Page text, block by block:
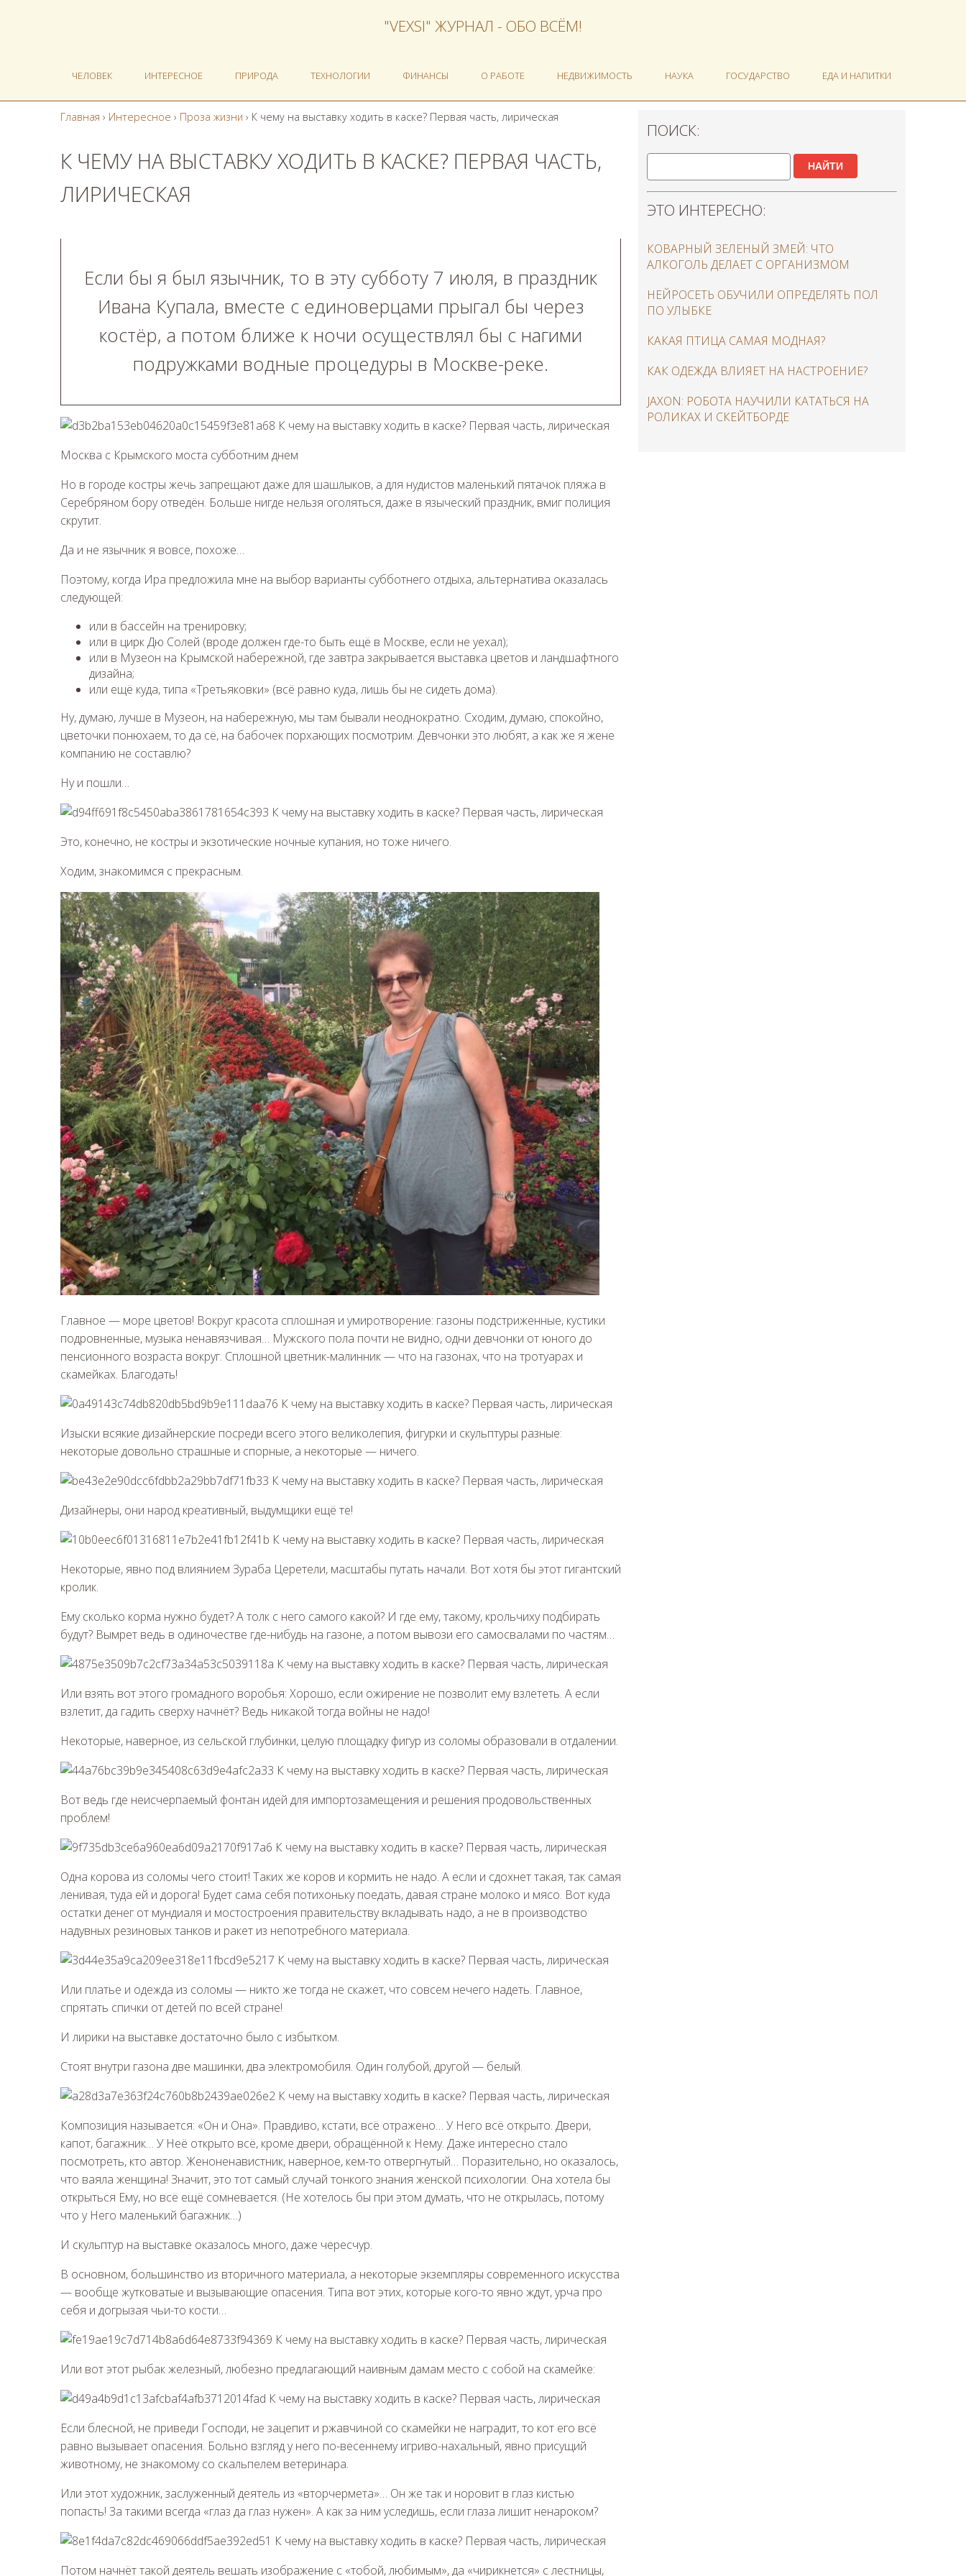
"VEXSI" ЖУРНАЛ - ОБО ВСЁМ!
ЧЕЛОВЕК ИНТЕРЕСНОЕ ПРИРОДА ТЕХНОЛОГИИ ФИНАНСЫ О РАБОТЕ НЕДВИЖИМОСТЬ НАУКА ГОСУДАРСТВО ЕДА И НАПИТКИ
Главная › Интересное › Проза жизни › К чему на выставку ходить в каске? Первая часть, лирическая
К ЧЕМУ НА ВЫСТАВКУ ХОДИТЬ В КАСКЕ? ПЕРВАЯ ЧАСТЬ,
ЛИРИЧЕСКАЯ
Если бы я был язычник, то в эту субботу 7 июля, в праздник
Ивана Купала, вместе с единоверцами прыгал бы через
костёр, а потом ближе к ночи осуществлял бы с нагими
подружками водные процедуры в Москве-реке.
Москва с Крымского моста субботним днем
Но в городе костры жечь запрещают даже для шашлыков, а для нудистов маленький пятачок пляжа в
Серебряном бору отведён. Больше нигде нельзя оголяться, даже в языческий праздник, вмиг полиция
скрутит.
Да и не язычник я вовсе, похоже…
Поэтому, когда Ира предложила мне на выбор варианты субботнего отдыха, альтернатива оказалась
следующей:
или в бассейн на тренировку;
или в цирк Дю Солей (вроде должен где-то быть ещё в Москве, если не уехал);
или в Музеон на Крымской набережной, где завтра закрывается выставка цветов и ландшафтного
дизайна;
или ещё куда, типа «Третьяковки» (всё равно куда, лишь бы не сидеть дома).
Ну, думаю, лучше в Музеон, на набережную, мы там бывали неоднократно. Сходим, думаю, спокойно,
цветочки понюхаем, то да сё, на бабочек порхающих посмотрим. Девчонки это любят, а как же я жене
компанию не составлю?
Ну и пошли…
Это, конечно, не костры и экзотические ночные купания, но тоже ничего.
Ходим, знакомимся с прекрасным.
Главное — море цветов! Вокруг красота сплошная и умиротворение: газоны подстриженные, кустики
подровненные, музыка ненавязчивая… Мужского пола почти не видно, одни девчонки от юного до
пенсионного возраста вокруг. Сплошной цветник-малинник — что на газонах, что на тротуарах и
скамейках. Благодать!
Изыски всякие дизайнерские посреди всего этого великолепия, фигурки и скульптуры разные:
некоторые довольно страшные и спорные, а некоторые — ничего.
Дизайнеры, они народ креативный, выдумщики ещё те!
Некоторые, явно под влиянием Зураба Церетели, масштабы путать начали. Вот хотя бы этот гигантский
кролик.
Ему сколько корма нужно будет? А толк с него самого какой? И где ему, такому, крольчиху подбирать
будут? Вымрет ведь в одиночестве где-нибудь на газоне, а потом вывози его самосвалами по частям…
Или взять вот этого громадного воробья: Хорошо, если ожирение не позволит ему взлететь. А если
взлетит, да гадить сверху начнёт? Ведь никакой тогда войны не надо!
Некоторые, наверное, из сельской глубинки, целую площадку фигур из соломы образовали в отдалении.
Вот ведь где неисчерпаемый фонтан идей для импортозамещения и решения продовольственных
проблем!
Одна корова из соломы чего стоит! Таких же коров и кормить не надо. А если и сдохнет такая, так самая
ленивая, туда ей и дорога! Будет сама себя потихоньку поедать, давая стране молоко и мясо. Вот куда
остатки денег от мундиаля и мостостроения правительству вкладывать надо, а не в производство
надувных резиновых танков и ракет из непотребного материала.
Или платье и одежда из соломы — никто же тогда не скажет, что совсем нечего надеть. Главное,
спрятать спички от детей по всей стране!
И лирики на выставке достаточно было с избытком.
Стоят внутри газона две машинки, два электромобиля. Один голубой, другой — белый.
Композиция называется: «Он и Она». Правдиво, кстати, всё отражено… У Него всё открыто. Двери,
капот, багажник… У Неё открыто всё, кроме двери, обращённой к Нему. Даже интересно стало
посмотреть, кто автор. Женоненавистник, наверное, кем-то отвергнутый… Поразительно, но оказалось,
что ваяла женщина! Значит, это тот самый случай тонкого знания женской психологии. Она хотела бы
открыться Ему, но всё ещё сомневается. (Не хотелось бы при этом думать, что не открылась, потому
что у Него маленький багажник…)
И скульптур на выставке оказалось много, даже чересчур.
В основном, большинство из вторичного материала, а некоторые экземпляры современного искусства
— вообще жутковатые и вызывающие опасения. Типа вот этих, которые кого-то явно ждут, урча про
себя и догрызая чьи-то кости…
Или вот этот рыбак железный, любезно предлагающий наивным дамам место с собой на скамейке:
Если блесной, не приведи Господи, не зацепит и ржавчиной со скамейки не наградит, то кот его всё
равно вызывает опасения. Больно взгляд у него по-весеннему игриво-нахальный, явно присущий
животному, не знакомому со скальпелем ветеринара.
Или этот художник, заслуженный деятель из «вторчермета»… Он же так и норовит в глаз кистью
попасть! За такими всегда «глаз да глаз нужен». А как за ним уследишь, если глаза лишит ненароком?
Потом начнёт такой деятель вешать изображение с «тобой, любимым», да «чирикнется» с лестницы,
ПОИСК:
НАЙТИ
ЭТО ИНТЕРЕСНО:
КОВАРНЫЙ ЗЕЛЕНЫЙ ЗМЕЙ: ЧТО
АЛКОГОЛЬ ДЕЛАЕТ С ОРГАНИЗМОМ
НЕЙРОСЕТЬ ОБУЧИЛИ ОПРЕДЕЛЯТЬ ПОЛ
ПО УЛЫБКЕ
КАКАЯ ПТИЦА САМАЯ МОДНАЯ?
КАК ОДЕЖДА ВЛИЯЕТ НА НАСТРОЕНИЕ?
JAXON: РОБОТА НАУЧИЛИ КАТАТЬСЯ НА
РОЛИКАХ И СКЕЙТБОРДЕ